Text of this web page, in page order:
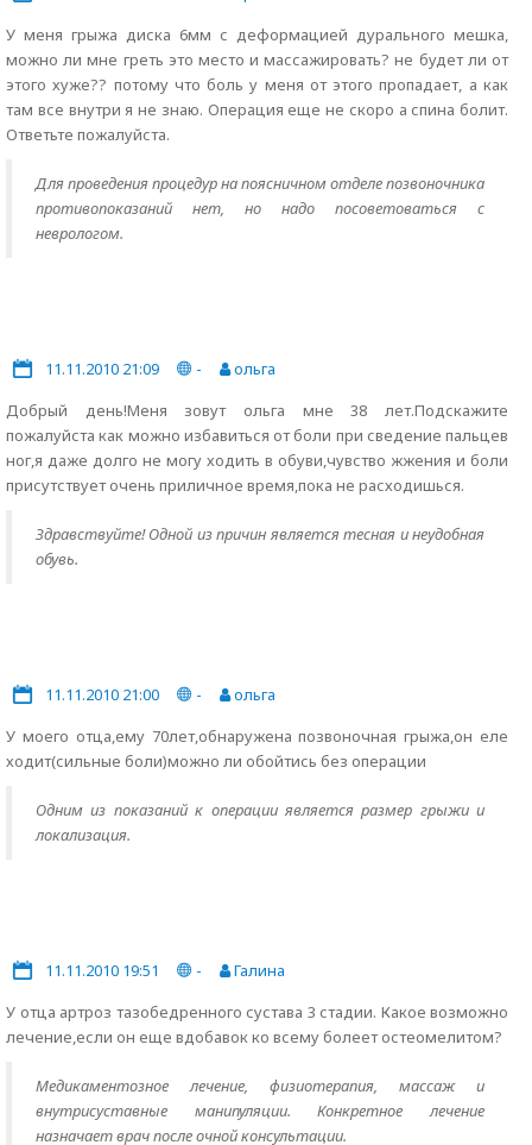
У меня грыжа диска 6мм с деформацией дурального мешка,
можно ли мне греть это место и массажировать? не будет ли от
этого хуже?? потому что боль у меня от этого пропадает, а как
там все внутри я не знаю. Операция еще не скоро а спина болит.
Ответьте пожалуйста.
Для проведения процедур на поясничном отделе позвоночника
противопоказаний нет, но надо посоветоваться с
неврологом.
11.11.2010 21:09 -
ольга
Добрый день!Меня зовут ольга мне 38 лет.Подскажите
пожалуйста как можно избавиться от боли при сведение пальцев
ног,я даже долго не могу ходить в обуви,чувство жжения и боли
присутствует очень приличное время,пока не расходишься.
Здравствуйте! Одной из причин является тесная и неудобная
обувь.
11.11.2010 21:00 -
ольга
У моего отца,ему 70лет,обнаружена позвоночная грыжа,он еле
ходит(сильные боли)можно ли обойтись без операции
Одним из показаний к операции является размер грыжи и
локализация.
11.11.2010 19:51 -
Галина
У отца артроз тазобедренного сустава 3 стадии. Какое возможно
лечение,если он еще вдобавок ко всему болеет остеомелитом?
Медикаментозное лечение, физиотерапия, массаж и
внутрисуставные манипуляции. Конкретное лечение
назначает врач после очной консультации.